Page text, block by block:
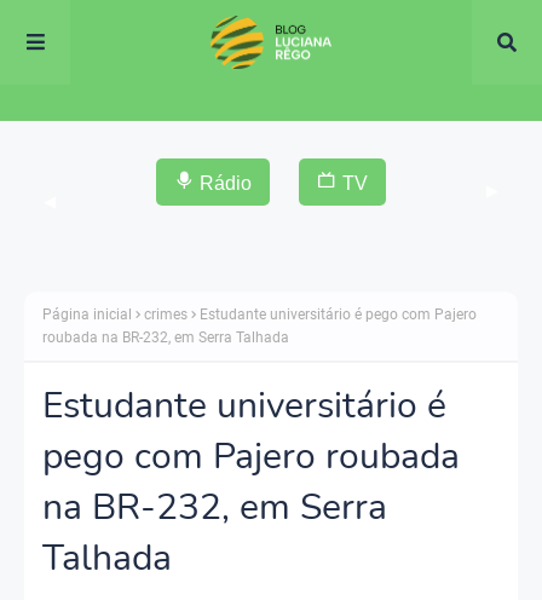
Rádio TV
Página inicial crimes
Estudante universitário é pego com Pajero
roubada na BR-232, em Serra Talhada
Estudante universitário é
pego com Pajero roubada
na BR-232, em Serra
Talhada